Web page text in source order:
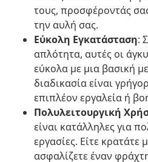
τους, προσφέροντάς
την αυλή σας.
Εύκολη Εγκατάσταση:
απλότητα, αυτές οι
εύκολα με μια βασική
διαδικασία είναι
επιπλέον εργαλεία ή
Πολυλειτουργική
είναι κατάλληλες για
εργασίες. Είτε κρατάτε
ασφαλίζετε έναν